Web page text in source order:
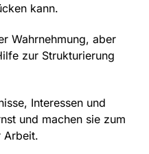
kann.
Wahrnehmung, aber
zur Strukturierung
Interessen und
und machen sie zum
Arbeit.